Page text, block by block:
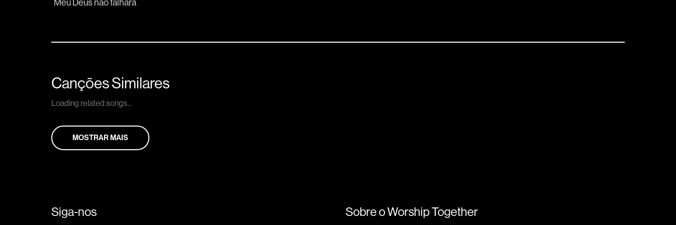
Meu Deus não falhará
Canções Similares
Loading related songs...
MOSTRAR MAIS
Siga-nos Sobre o Worship Together